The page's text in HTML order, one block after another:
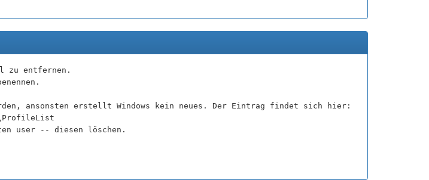
zu entfernen.
ansonsten erstellt Windows kein neues. Der Eintrag findet sich hier:
user -- diesen löschen.